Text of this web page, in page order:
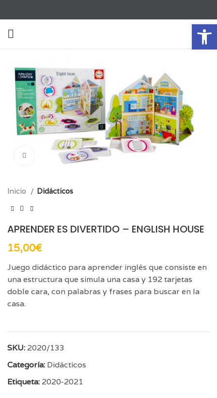
Click para aumentar
Inicio Didácticos
APRENDER ES DIVERTIDO – ENGLISH HOUSE
15,00€
Juego didáctico para aprender inglés que consiste en
una estructura que simula una casa y 192 tarjetas
doble cara, con palabras y frases para buscar en la
casa.
SKU: 2020/133
Categoría: Didácticos
Etiqueta: 2020-2021